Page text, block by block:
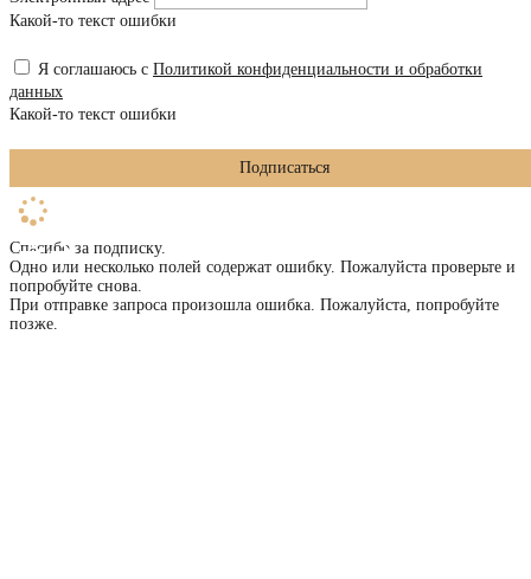
Какой-то текст ошибки
Я соглашаюсь с Политикой конфиденциальности и обработки
данных
Какой-то текст ошибки
Подписаться
Спасибо за подписку.
Одно или несколько полей содержат ошибку. Пожалуйста проверьте и
попробуйте снова.
При отправке запроса произошла ошибка. Пожалуйста, попробуйте
позже.